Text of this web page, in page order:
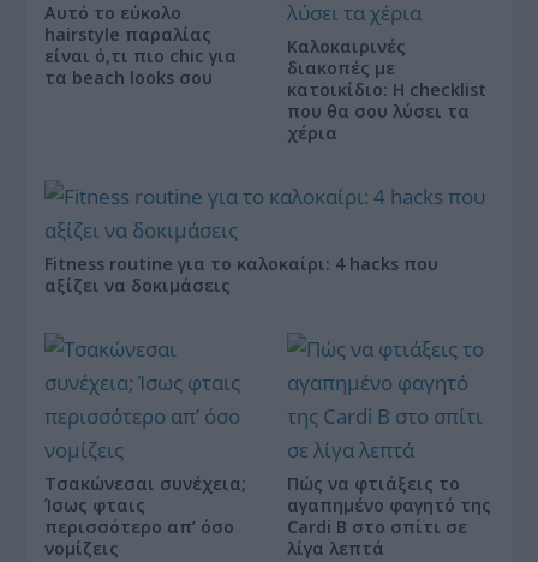
Αυτό το εύκολο
hairstyle παραλίας
είναι ό,τι πιο chic για
τα beach looks σου
Καλοκαιρινές
διακοπές με
κατοικίδιο: Η checklist
που θα σου λύσει τα
χέρια
Fitness routine για το καλοκαίρι: 4 hacks που
αξίζει να δοκιμάσεις
Τσακώνεσαι συνέχεια;
Ίσως φταις
περισσότερο απ’ όσο
νομίζεις
Πώς να φτιάξεις το
αγαπημένο φαγητό της
Cardi B στο σπίτι σε
λίγα λεπτά